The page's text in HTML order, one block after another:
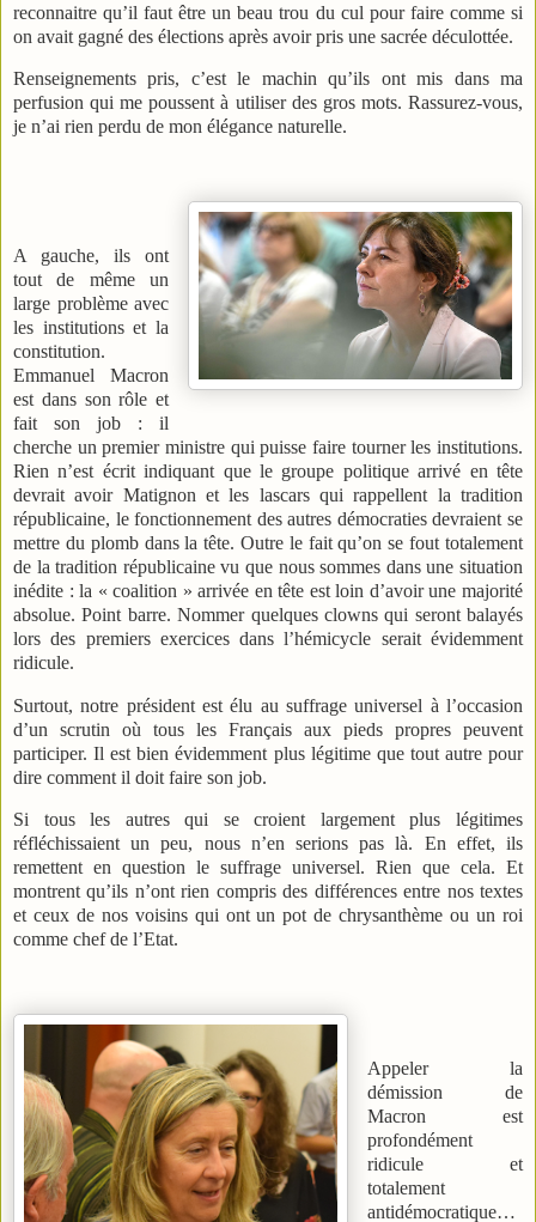
reconnaitre qu’il faut être un beau trou du cul pour faire comme si
on avait gagné des élections après avoir pris une sacrée déculottée.
Renseignements pris, c’est le machin qu’ils ont mis dans ma
perfusion qui me poussent à utiliser des gros mots. Rassurez-vous,
je n’ai rien perdu de mon élégance naturelle.
A gauche, ils ont
tout de même un
large problème avec
les institutions et la
constitution.
Emmanuel Macron
est dans son rôle et
fait son job : il
cherche un premier ministre qui puisse faire tourner les institutions.
Rien n’est écrit indiquant que le groupe politique arrivé en tête
devrait avoir Matignon et les lascars qui rappellent la tradition
républicaine, le fonctionnement des autres démocraties devraient se
mettre du plomb dans la tête. Outre le fait qu’on se fout totalement
de la tradition républicaine vu que nous sommes dans une situation
inédite : la « coalition » arrivée en tête est loin d’avoir une majorité
absolue. Point barre. Nommer quelques clowns qui seront balayés
lors des premiers exercices dans l’hémicycle serait évidemment
ridicule.
Surtout, notre président est élu au suffrage universel à l’occasion
d’un scrutin où tous les Français aux pieds propres peuvent
participer. Il est bien évidemment plus légitime que tout autre pour
dire comment il doit faire son job.
Si tous les autres qui se croient largement plus légitimes
réfléchissaient un peu, nous n’en serions pas là. En effet, ils
remettent en question le suffrage universel. Rien que cela. Et
montrent qu’ils n’ont rien compris des différences entre nos textes
et ceux de nos voisins qui ont un pot de chrysanthème ou un roi
comme chef de l’Etat.
Appeler
la
démission de
Macron est
profondément
ridicule et
totalement
antidémocratique…